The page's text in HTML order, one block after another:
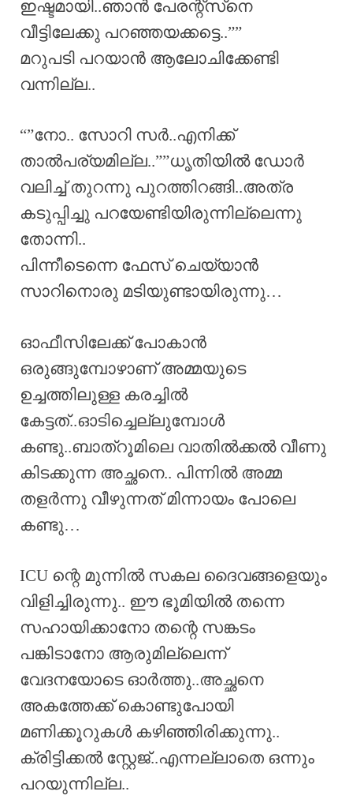
ഇഷ്ടമായി..ഞാൻ പേരന്റ്സ്‌നെ
വീട്ടിലേക്കു പറഞ്ഞയക്കട്ടെ..””
മറുപടി പറയാൻ ആലോചിക്കേണ്ടി
വന്നില്ല..
“”നോ.. സോറി സർ..എനിക്ക്
താൽപര്യമില്ല..””ധൃതിയിൽ ഡോർ
വലിച്ച് തുറന്നു പുറത്തിറങ്ങി..അത്ര
കടുപ്പിച്ചു പറയേണ്ടിയിരുന്നില്ലെന്നു
തോന്നി..
പിന്നീടെന്നെ ഫേസ് ചെയ്യാൻ
സാറിനൊരു മടിയുണ്ടായിരുന്നു…
ഓഫീസിലേക്ക് പോകാൻ
ഒരുങ്ങുമ്പോഴാണ് അമ്മയുടെ
ഉച്ചത്തിലുള്ള കരച്ചിൽ
കേട്ടത്..ഓടിച്ചെല്ലുമ്പോൾ
കണ്ടു..ബാത്റൂമിലെ വാതിൽക്കൽ വീണു
കിടക്കുന്ന അച്ഛനെ.. പിന്നിൽ അമ്മ
തളർന്നു വീഴുന്നത് മിന്നായം പോലെ
കണ്ടു…
ICU ന്റെ മുന്നിൽ സകല ദൈവങ്ങളെയും
വിളിച്ചിരുന്നു.. ഈ ഭൂമിയിൽ തന്നെ
സഹായിക്കാനോ തന്റെ സങ്കടം
പങ്കിടാനോ ആരുമില്ലെന്ന്
വേദനയോടെ ഓർത്തു..അച്ഛനെ
അകത്തേക്ക് കൊണ്ടുപോയി
മണിക്കൂറുകൾ കഴിഞ്ഞിരിക്കുന്നു..
ക്രിട്ടിക്കൽ സ്റ്റേജ്..എന്നല്ലാതെ ഒന്നും
പറയുന്നില്ല..